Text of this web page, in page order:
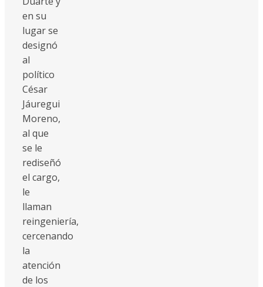
en su
lugar se
designó
al
político
César
Jáuregui
Moreno,
al que
se le
rediseñó
el cargo,
le
llaman
reingeniería,
cercenando
la
atención
de los